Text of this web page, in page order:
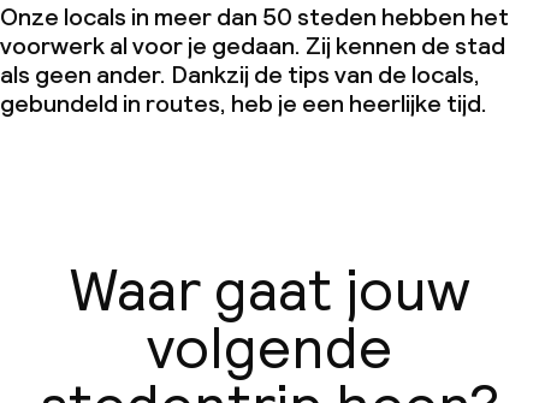
Onze locals in meer dan 50 steden hebben het
voorwerk al voor je gedaan. Zij kennen de stad
als geen ander. Dankzij de tips van de locals,
gebundeld in routes, heb je een heerlijke tijd.
Waar gaat jouw
volgende